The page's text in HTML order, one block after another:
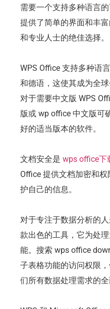
需要一个支持多种语言
提供了简单的界面和丰
和专业人士的绝佳选择。
WPS Office 支持多种语
和德语，这使其成为全
对于需要中文版 WPS
版或 wp office 中文版可
好的适当版本的软件。
文档安全是 wps office下
Office 提供文档加密和
护自己的信息。
对于专注于数据分析的
款出色的工具，它为处
能。搜索 wps office
子表格功能的访问权限
们所有数据处理需求的全